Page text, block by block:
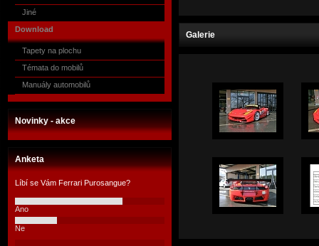
Jiné
Download
Tapety na plochu
Témata do mobilů
Manuály automobilů
Novinky - akce
Anketa
Líbí se Vám Ferrari Purosangue?
Ano
Ne
Galerie